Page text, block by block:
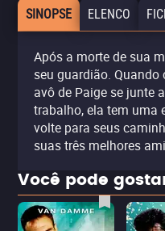
SINOPSE ELENCO
Após a morte de sua
seu guardião.
avô de Paige se junte
trabalho, ela tem uma
volte para seus
suas três melhores
Você pode